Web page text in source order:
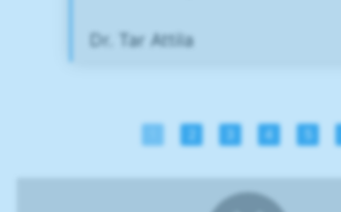
Dr. Tar Attila
4